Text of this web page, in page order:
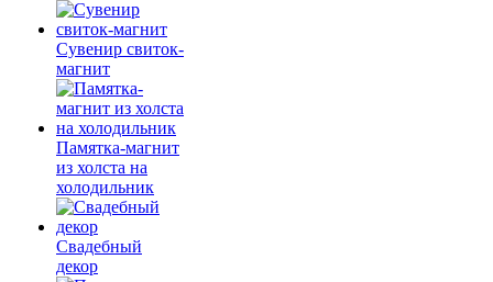
Сувенир свиток-
магнит
Памятка-магнит
из холста на
холодильник
Свадебный
декор